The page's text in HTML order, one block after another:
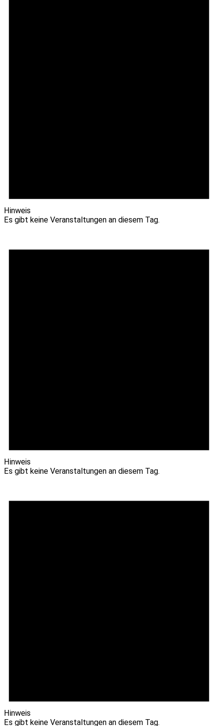
Hinweis
Es gibt keine Veranstaltungen an diesem Tag.
Hinweis
Es gibt keine Veranstaltungen an diesem Tag.
Hinweis
Es gibt keine Veranstaltungen an diesem Tag.